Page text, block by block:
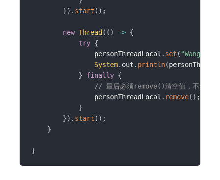
}) . start ( ) ;
new Thread ( ( ) -> {
try {
                personThreadLocal
. set (
System. out . println(
}
finally {
// 最后必须remove()清空值，不然存
                personThreadLocal
. remove( ) ;
}
}) . start ( ) ;
}
}